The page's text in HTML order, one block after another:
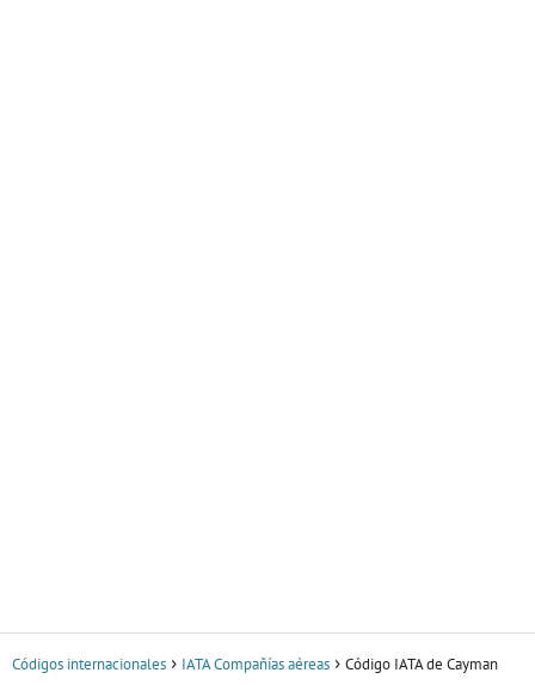
Códigos internacionales IATA Compañías aéreas
Código IATA de Cayman